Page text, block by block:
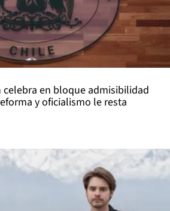
celebra en bloque admisibilidad
y oficialismo le resta